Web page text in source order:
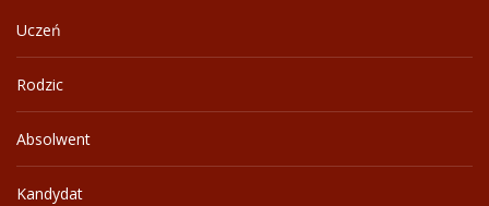
Uczeń
Rodzic
Absolwent
Kandydat